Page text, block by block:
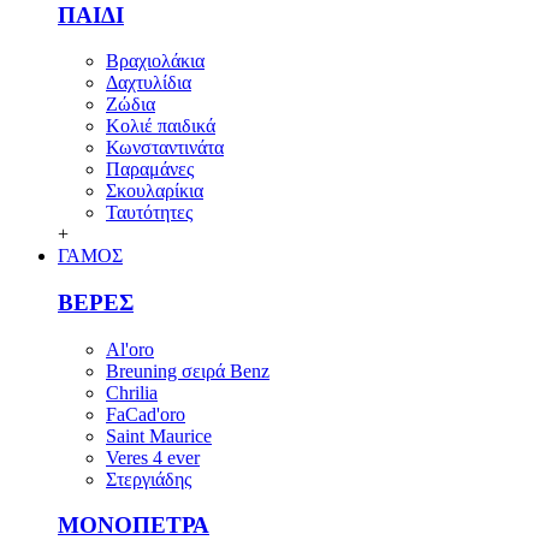
ΠΑΙΔΙ
Βραχιολάκια
Δαχτυλίδια
Ζώδια
Κολιέ παιδικά
Κωνσταντινάτα
Παραμάνες
Σκουλαρίκια
Ταυτότητες
+
ΓΑΜΟΣ
ΒΕΡΕΣ
Al'oro
Breuning σειρά Benz
Chrilia
FaCad'oro
Saint Maurice
Veres 4 ever
Στεργιάδης
ΜΟΝΟΠΕΤΡΑ